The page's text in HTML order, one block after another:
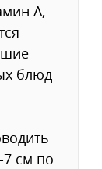
А,
блюд
см по